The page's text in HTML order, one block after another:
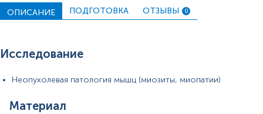
ОПИСАНИЕ ПОДГОТОВКА ОТЗЫВЫ 0
Исследование
Неопухолевая патология мышц (миозиты, миопатии)
Материал